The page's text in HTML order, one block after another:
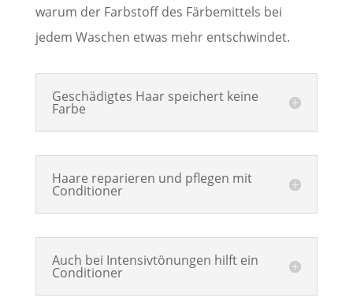
warum der Farbstoff des Färbemittels bei
jedem Waschen etwas mehr entschwindet.
Geschädigtes Haar speichert keine
Farbe
Haare reparieren und pflegen mit
Conditioner
Auch bei Intensivtönungen hilft ein
Conditioner